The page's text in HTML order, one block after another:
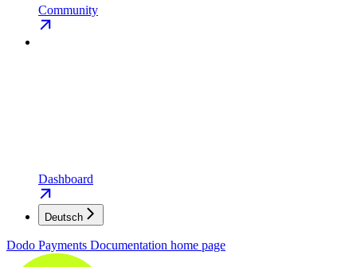
Community
Dashboard
Deutsch
Dodo Payments Documentation home page